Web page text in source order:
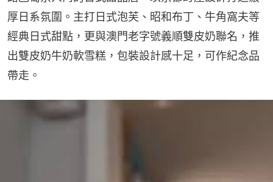
厚日系氛圍。主打日式泡芙、昭和布丁、牛角窩夫等
經典日式甜點，更與澳門老字號義順雙皮奶聯名，推
出雙皮奶牛奶軟雪糕，包裝設計感十足，可作紀念品
帶走。